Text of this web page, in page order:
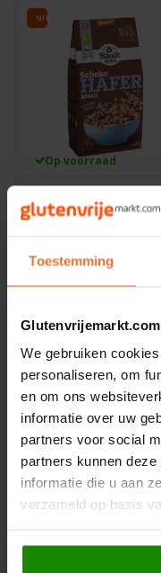
Toestemming
We gebruiken
personaliseren, om
en om ons
informatie over uw
partners voor social
partners kunnen
informatie die u aan
verzameld op basis
NIEUW
Op voorraad
Havermuesli met
425 gram
€4,99
NIEUW
Havermuesli Basis -